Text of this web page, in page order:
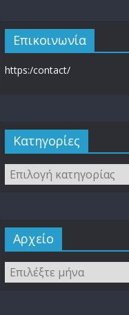
Επικοινωνία
https:/contact/
Kατηγορίες
Αρχείο